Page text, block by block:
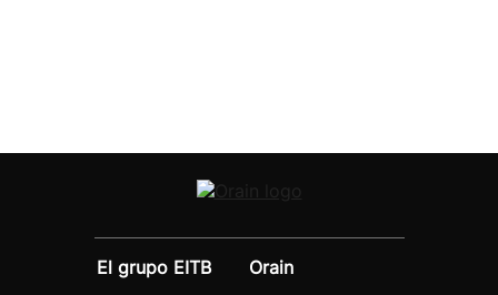
El grupo EITB
Orain